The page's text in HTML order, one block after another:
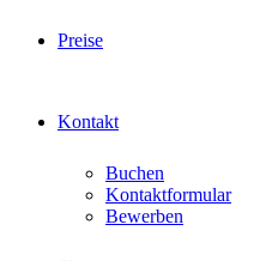
Preise
Kontakt
Buchen
Kontaktformular
Bewerben